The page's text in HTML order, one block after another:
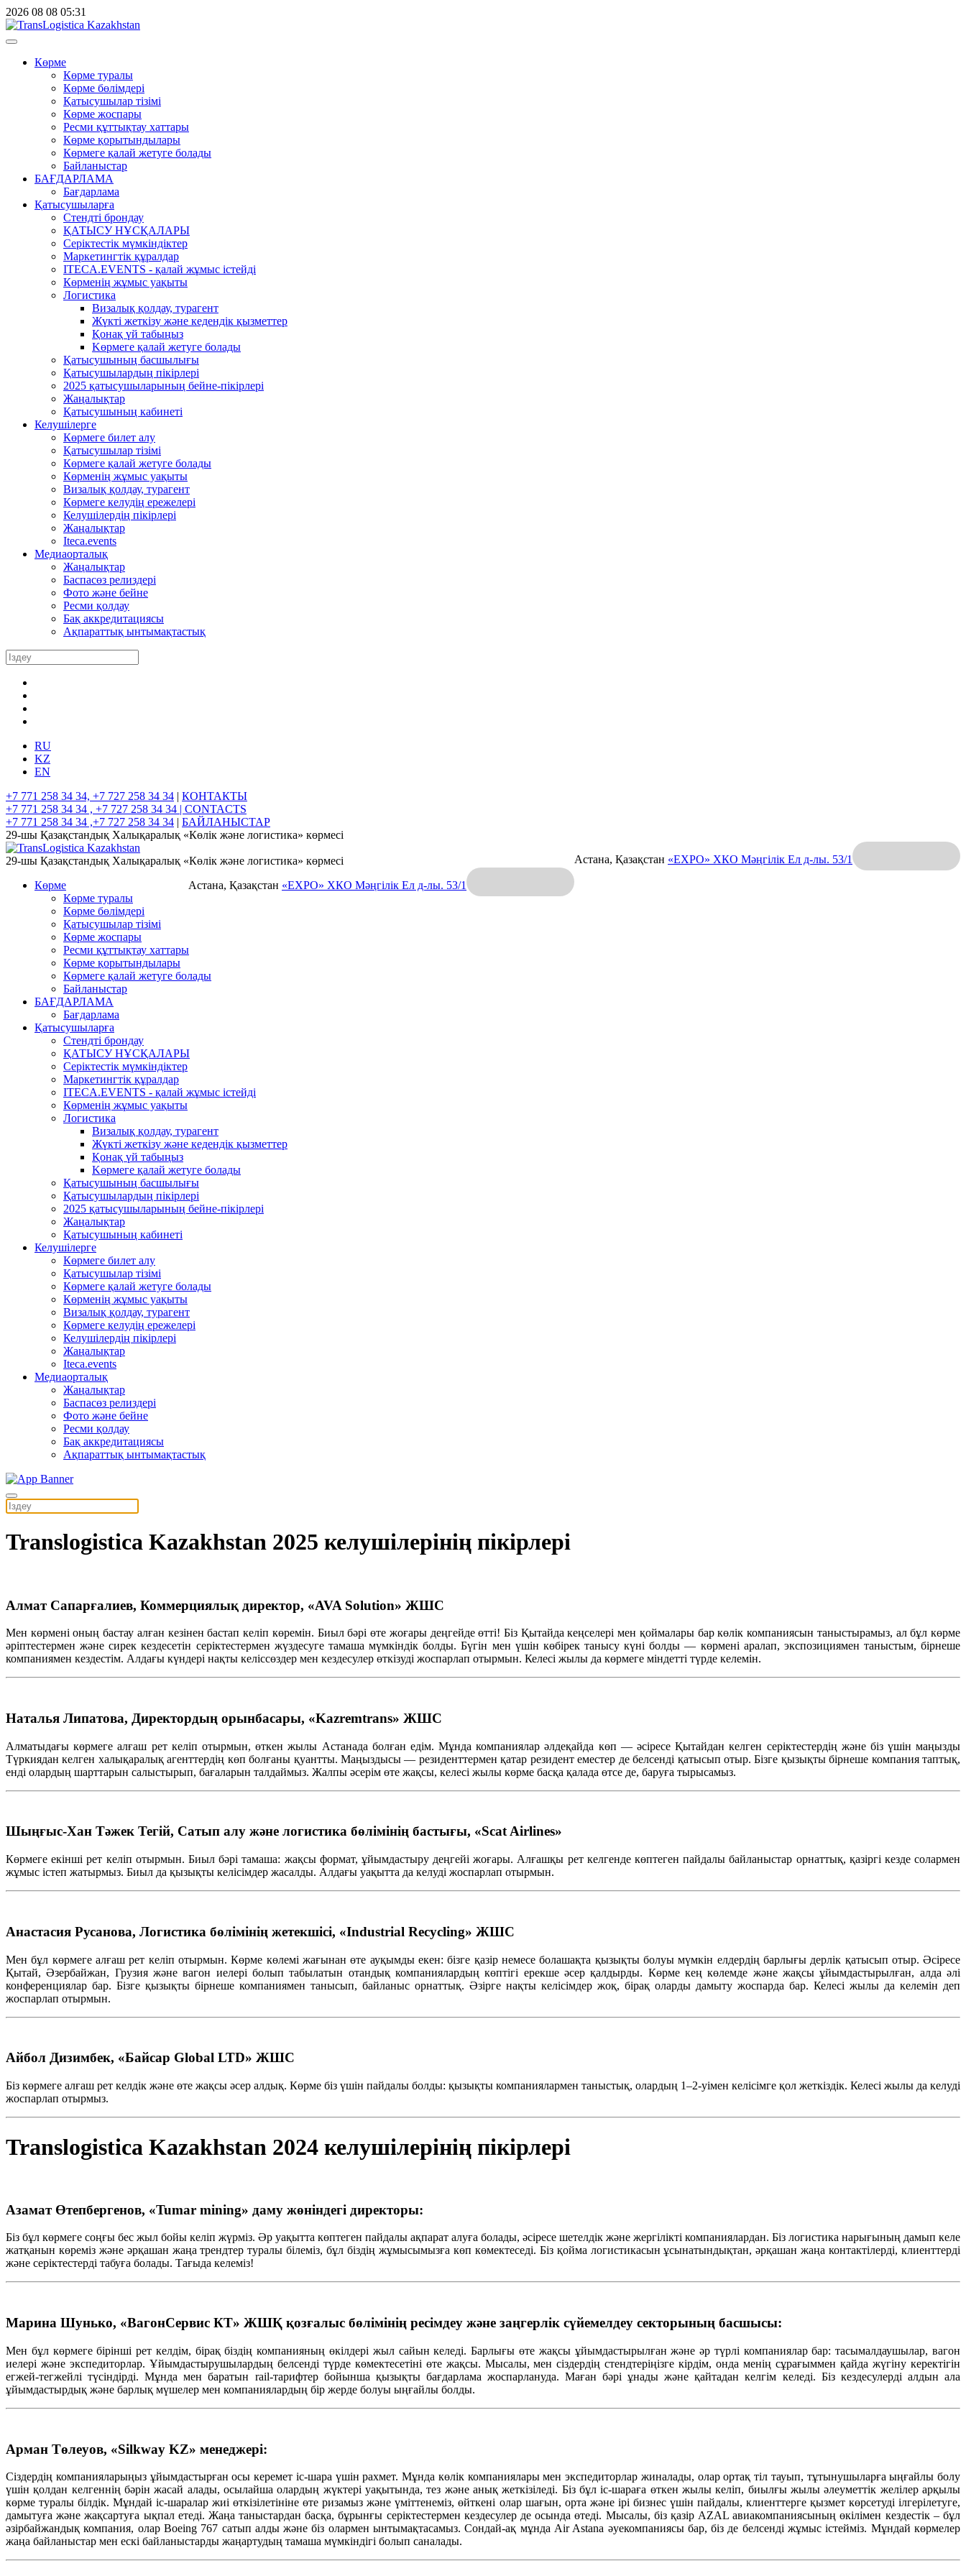
2026 08 08 05:31
Көрме
Көрме туралы
Көрме бөлімдері
Қатысушылар тізімі
Көрме жоспары
Ресми құттықтау хаттары
Көрме қорытындылары
Көрмеге қалай жетуге болады
Байланыстар
БАҒДАРЛАМА
Бағдарлама
Қатысушыларға
Стендті брондау
ҚАТЫСУ НҰСҚАЛАРЫ
Серіктестік мүмкіндіктер
Маркетингтік құралдар
ITECA.EVENTS - қалай жұмыс істейді
Көрменің жұмыс уақыты
Логистика
Визалық қолдау, турагент
Жүкті жеткізу және кедендік қызметтер
Қонақ үй табыңыз
Kөрмеге қалай жетуге болады
Қатысушының басшылығы
Қатысушылардың пікірлері
2025 қатысушыларының бейне-пікірлері
Жаңалықтар
Қатысушының кабинеті
Келушілерге
Көрмеге билет алу
Қатысушылар тізімі
Көрмеге қалай жетуге болады
Көрменің жұмыс уақыты
Визалық қолдау, турагент
Көрмеге келудің ережелері
Келушілердің пікірлері
Жаңалықтар
Iteca.events
Медиаорталық
Жаңалықтар
Баспасөз релиздері
Фото және бейне
Ресми қолдау
Бақ аккредитациясы
Ақпараттық ынтымақтастық
RU
KZ
EN
+7 771 258 34 34, +7 727 258 34 34 | КОНТАКТЫ
+7 771 258 34 34 , +7 727 258 34 34 | CONTACTS
+7 771 258 34 34 ,+7 727 258 34 34 | БАЙЛАНЫСТАР
29-шы Қазақстандық Халықаралық «Көлік және логистика» көрмесі
Астана, Қазақстан «EXPO» ХКО Мәңгілік Ел д-лы. 53/1
29-шы Қазақстандық Халықаралық «Көлік және логистика» көрмесі
Астана, Қазақстан «EXPO» ХКО Мәңгілік Ел д-лы. 53/1
Көрме
Көрме туралы
Көрме бөлімдері
Қатысушылар тізімі
Көрме жоспары
Ресми құттықтау хаттары
Көрме қорытындылары
Көрмеге қалай жетуге болады
Байланыстар
БАҒДАРЛАМА
Бағдарлама
Қатысушыларға
Стендті брондау
ҚАТЫСУ НҰСҚАЛАРЫ
Серіктестік мүмкіндіктер
Маркетингтік құралдар
ITECA.EVENTS - қалай жұмыс істейді
Көрменің жұмыс уақыты
Логистика
Визалық қолдау, турагент
Жүкті жеткізу және кедендік қызметтер
Қонақ үй табыңыз
Kөрмеге қалай жетуге болады
Қатысушының басшылығы
Қатысушылардың пікірлері
2025 қатысушыларының бейне-пікірлері
Жаңалықтар
Қатысушының кабинеті
Келушілерге
Көрмеге билет алу
Қатысушылар тізімі
Көрмеге қалай жетуге болады
Көрменің жұмыс уақыты
Визалық қолдау, турагент
Көрмеге келудің ережелері
Келушілердің пікірлері
Жаңалықтар
Iteca.events
Медиаорталық
Жаңалықтар
Баспасөз релиздері
Фото және бейне
Ресми қолдау
Бақ аккредитациясы
Ақпараттық ынтымақтастық
Translogistica Kazakhstan 2025 келушілерінің пікірлері
Алмат Сапарғалиев, Коммерциялық директор, «AVA Solution» ЖШС
Мен көрмені оның бастау алған кезінен бастап келіп көремін. Биылбәрі өте жоғары деңгейде өтті!Біз Қытайда кеңселері мен қоймаларыбаркөлік компаниясын таныстырамыз, албұл көрме
әріптестермен жәнесирек кездесетін серіктестермен жүздесуге тамаша мүмкіндік болды.Бүгін мен үшін көбірек танысу күні болды — көрмені аралап, экспозициямен таныстым,бірнеше
компаниямен кездестім. Алдағы күндері нақты келіссөздер мен кездесулер өткізуді жоспарлап отырмын. Келесі жылы да көрмеге міндетті түрде келемін.
Наталья Липатова, Директордың орынбасары, «Kazremtrans» ЖШС
Алматыдағы көрмеге алғаш рет келіп отырмын,өткен жылы Астанада болған едім.Мұнда компаниялар әлдеқайда көп — әсіресе Қытайдан келген серіктестердің және біз үшін маңызды
Түркиядан келген халықаралық агенттердің көп болғаны қуантты.Маңыздысы — резиденттермен қатар резидентеместер дебелсенді қатысып отыр.Бізге қызықты бірнеше компаниятаптық,
енді олардың шарттарын салыстырып, бағаларын талдаймыз. Жалпы әсерім өте жақсы, келесі жылы көрме басқа қалада өтсе де, баруға тырысамыз.
Шыңғыс-Хан Тәжек Тегій, Сатып алу және логистика бөлімінің бастығы, «Scat Airlines»
Көрмеге екінші рет келіп отырмын. Биылбәрі тамаша: жақсыформат, ұйымдастыру деңгейі жоғары. Алғашқы рет келгенде көптеген пайдалы байланыстар орнаттық, қазіргі кезде солармен
жұмыс істеп жатырмыз. Биыл да қызықты келісімдер жасалды. Алдағы уақытта да келуді жоспарлап отырмын.
Анастасия Русанова, Логистика бөлімінің жетекшісі, «Industrial Recycling» ЖШС
Менбұл көрмеге алғаш рет келіп отырмын. Көрме көлемі жағынан өте ауқымды екен:бізге қазір немесе болашақта қызықты болуы мүмкін елдердің барлығы дерлік қатысып отыр.Әсіресе
Қытай,Әзербайжан, Грузия және вагон иелері болып табылатын отандық компаниялардың көптігі ерекше әсер қалдырды. Көрмекең көлемде жәнежақсы ұйымдастырылған, алда әлі
конференциялар бар. Бізге қызықты бірнеше компаниямен танысып, байланыс орнаттық. Әзірге нақты келісімдер жоқ, бірақ оларды дамыту жоспарда бар. Келесі жылы да келемін деп
жоспарлап отырмын.
Айбол Дизимбек, «Байсар Global LTD» ЖШС
Біз көрмеге алғаш рет келдік және өте жақсы әсер алдық. Көрме біз үшін пайдалы болды: қызықты компаниялармен таныстық, олардың 1–2-уімен келісімге қол жеткіздік. Келесі жылы да келуді
жоспарлап отырмыз.
Translogistica Kazakhstan 2024 келушілерінің пікірлері
Азамат Өтепбергенов, «Tumar mining» даму жөніндегі директоры:
Біз бұл көрмеге соңғы бес жыл бойы келіп жүрміз. Әр уақытта көптеген пайдалы ақпарат алуға болады, әсіресе шетелдік және жергілікті компаниялардан. Біз логистика нарығының дамып келе
жатқанын көреміз және әрқашан жаңа трендтер туралы білеміз, бұл біздің жұмысымызға көп көмектеседі. Біз қойма логистикасын ұсынатындықтан, әрқашан жаңа контактілерді, клиенттерді
және серіктестерді табуға болады. Тағыда келеміз!
Марина Шунько, «ВагонСервис КТ» ЖШҚ қозғалыс бөлімінің ресімдеу және заңгерлік сүйемелдеу секторының басшысы:
Мен бұл көрмеге бірінші рет келдім, бірақ біздің компанияның өкілдері жыл сайын келеді. Барлығы өте жақсы ұйымдастырылған және әр түрлі компаниялар бар: тасымалдаушылар, вагон
иелері және экспедиторлар. Ұйымдастырушылардың белсенді түрде көмектесетіні өте жақсы. Мысалы, мен сіздердің стендтеріңізге кірдім, онда менің сұрағыммен қайда жүгіну керектігін
егжей-тегжейлі түсіндірді. Мұнда мен баратын rail-тарифтер бойынша қызықты бағдарлама жоспарлануда. Маған бәрі ұнады және қайтадан келгім келеді. Біз кездесулерді алдын ала
ұйымдастырдық және барлық мүшелер мен компаниялардың бір жерде болуы ыңғайлы болды.
Арман Төлеуов, «Silkway KZ» менеджері:
Сіздердің компанияларыңыз ұйымдастырған осы керемет іс-шара үшін рахмет. Мұнда көлік компаниялары мен экспедиторлар жиналады, олар ортақ тіл тауып, тұтынушыларға ыңғайлы болу
үшін қолдан келгеннің бәрін жасай алады, осылайша олардың жүктері уақытында, тез және анық жеткізіледі. Біз бұл іс-шараға өткен жылы келіп, биылғы жылы әлеуметтік желілер арқылы
көрме туралы білдік. Мұндай іс-шаралар жиі өткізілетініне өте ризамыз және үміттенеміз, өйткені олар шағын, орта және ірі бизнес үшін пайдалы, клиенттерге қызмет көрсетуді ілгерілетуге,
дамытуға және жақсартуға ықпал етеді. Жаңа таныстардан басқа, бұрынғы серіктестермен кездесулер де осында өтеді. Мысалы, біз қазір AZAL авиакомпаниясының өкілімен кездестік – бұл
әзірбайжандық компания, олар Boeing 767 сатып алды және біз олармен ынтымақтасамыз. Сондай-ақ мұнда Air Astana әуекомпаниясы бар, біз де белсенді жұмыс істейміз. Мұндай көрмелер
жаңа байланыстар мен ескі байланыстарды жаңартудың тамаша мүмкіндігі болып саналады.